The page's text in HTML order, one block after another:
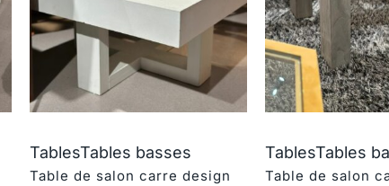
TablesTables basses
Table de salon carre design
TablesTables
Table de salon